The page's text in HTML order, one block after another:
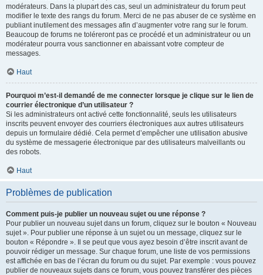
modérateurs. Dans la plupart des cas, seul un administrateur du forum peut
modifier le texte des rangs du forum. Merci de ne pas abuser de ce système en
publiant inutilement des messages afin d’augmenter votre rang sur le forum.
Beaucoup de forums ne toléreront pas ce procédé et un administrateur ou un
modérateur pourra vous sanctionner en abaissant votre compteur de
messages.
Haut
Pourquoi m’est-il demandé de me connecter lorsque je clique sur le lien de
courrier électronique d’un utilisateur ?
Si les administrateurs ont activé cette fonctionnalité, seuls les utilisateurs
inscrits peuvent envoyer des courriers électroniques aux autres utilisateurs
depuis un formulaire dédié. Cela permet d’empêcher une utilisation abusive
du système de messagerie électronique par des utilisateurs malveillants ou
des robots.
Haut
Problèmes de publication
Comment puis-je publier un nouveau sujet ou une réponse ?
Pour publier un nouveau sujet dans un forum, cliquez sur le bouton « Nouveau
sujet ». Pour publier une réponse à un sujet ou un message, cliquez sur le
bouton « Répondre ». Il se peut que vous ayez besoin d’être inscrit avant de
pouvoir rédiger un message. Sur chaque forum, une liste de vos permissions
est affichée en bas de l’écran du forum ou du sujet. Par exemple : vous pouvez
publier de nouveaux sujets dans ce forum, vous pouvez transférer des pièces